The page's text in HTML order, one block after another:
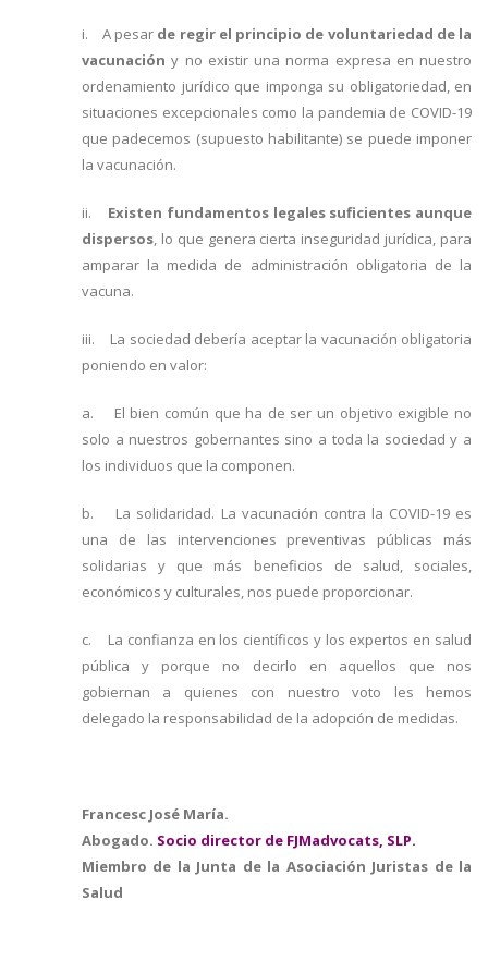
i. A pesar de regir el principio de voluntariedad de la
vacunación y no existir una norma expresa en nuestro
ordenamiento jurídico que imponga su obligatoriedad, en
situaciones excepcionales como la pandemia de COVID-19
que padecemos (supuesto habilitante) se puede imponer
la vacunación.
ii.
Existen fundamentos legales suficientes aunque
dispersos, lo que genera cierta inseguridad jurídica, para
amparar la medida de administración obligatoria de la
vacuna.
iii. La sociedad debería aceptar la vacunación obligatoria
poniendo en valor:
a. El bien común que ha de ser un objetivo exigible no
solo a nuestros gobernantes sino a toda la sociedad y a
los individuos que la componen.
b. La solidaridad. La vacunación contra la COVID-19 es
una de las intervenciones preventivas públicas más
solidarias y que más beneficios de salud, sociales,
económicos y culturales, nos puede proporcionar.
c. La confianza en los científicos y los expertos en salud
pública y porque no decirlo en aquellos que nos
gobiernan a quienes con nuestro voto les hemos
delegado la responsabilidad de la adopción de medidas.
Francesc José María.
Abogado. Socio director de FJMadvocats, SLP.
Miembro de la Junta de la Asociación Juristas de la
Salud